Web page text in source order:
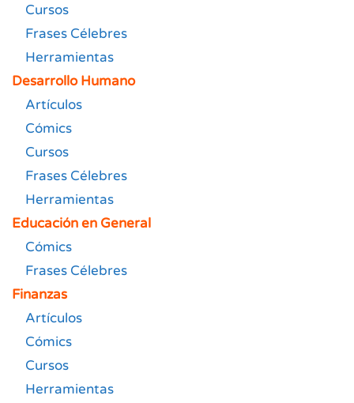
Cursos
Frases Célebres
Herramientas
Desarrollo Humano
Artículos
Cómics
Cursos
Frases Célebres
Herramientas
Educación en General
Cómics
Frases Célebres
Finanzas
Artículos
Cómics
Cursos
Herramientas